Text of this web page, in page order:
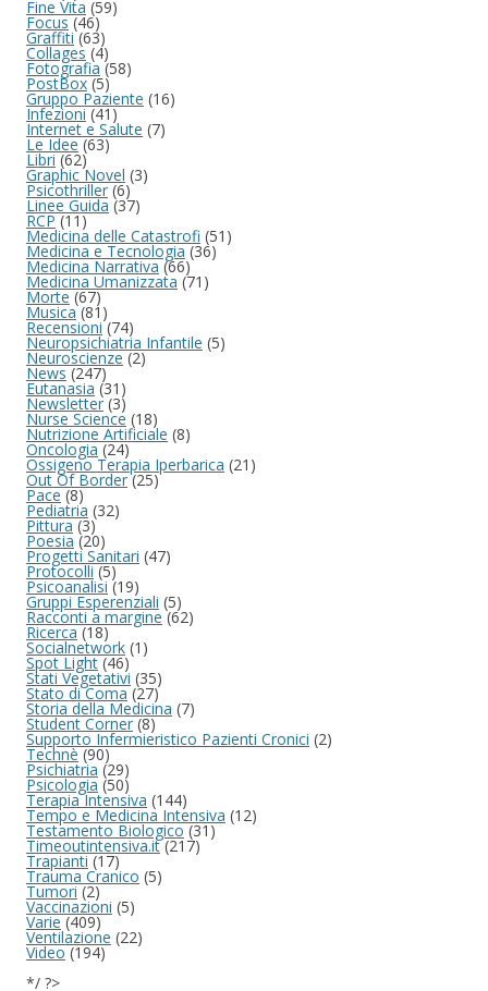
Fine Vita (59)
Focus(46)
Graffiti(63)
Collages (4)
Fotografia (58)
PostBox(5)
Gruppo Paziente (16)
Infezioni(41)
Internet e Salute (7)
Le Idee(63)
Libri(62)
Graphic Novel (3)
Psicothriller(6)
Linee Guida (37)
RCP(11)
Medicina delle Catastrofi (51)
Medicina e Tecnologia(36)
Medicina Narrativa(66)
Medicina Umanizzata (71)
Morte(67)
Musica(81)
Recensioni(74)
Neuropsichiatria Infantile (5)
Neuroscienze(2)
News(247)
Eutanasia (31)
Newsletter (3)
Nurse Science (18)
Nutrizione Artificiale (8)
Oncologia(24)
Ossigeno Terapia Iperbarica (21)
Out Of Border(25)
Pace(8)
Pediatria (32)
Pittura(3)
Poesia (20)
Progetti Sanitari (47)
Protocolli(5)
Psicoanalisi (19)
Gruppi Esperenziali (5)
Racconti a margine (62)
Ricerca(18)
Socialnetwork (1)
Spot Light(46)
Stati Vegetativi (35)
Stato di Coma(27)
Storia della Medicina (7)
Student Corner(8)
Supporto Infermieristico Pazienti Cronici (2)
Technè(90)
Psichiatria (29)
Psicologia (50)
Terapia Intensiva (144)
Tempo e Medicina Intensiva (12)
Testamento Biologico(31)
Timeoutintensiva.it(217)
Trapianti(17)
Trauma Cranico (5)
Tumori(2)
Vaccinazioni (5)
Varie(409)
Ventilazione (22)
Video(194)
*/ ?>